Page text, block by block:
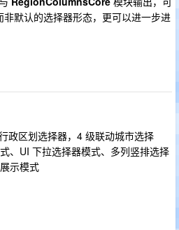
默认的选择器形态，更可以进一步进
政区划选择器，4 级联动城市选择
、UI 下拉选择器模式、多列竖排选择
示模式